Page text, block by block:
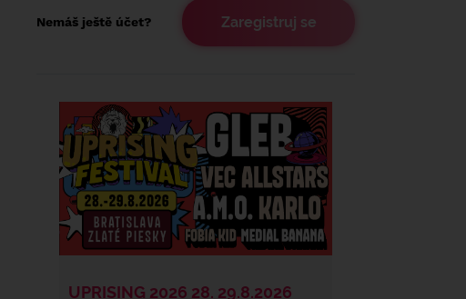
Nemáš ještě účet? Zaregistruj se